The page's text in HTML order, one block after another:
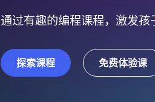
通过有趣的编程课程，激发
探索课程 免费体验课